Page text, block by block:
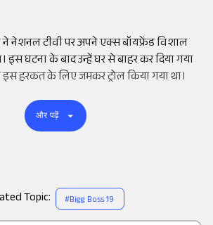
as a
ने नेशनल टीवी पर अपने एक्स बॉयफ्रेंड विशाल
इस घटना के बाद उन्हें घर से बाहर कर दिया गया
इस हरकत के लिए जमकर ट्रोल किया गया था।
और पढ़ें
Topic: #Bigg Boss 19